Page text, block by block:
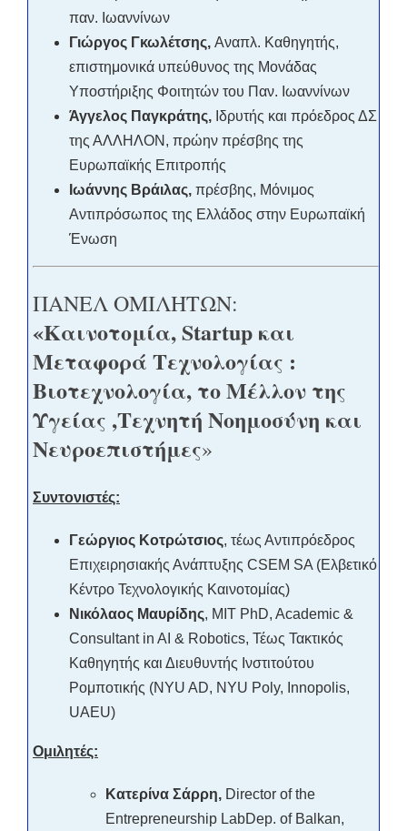
παν. Ιωαννίνων
Γιώργος Γκωλέτσης, Αναπλ. Καθηγητής,
επιστημονικά υπεύθυνος της Μονάδας
Υποστήριξης Φοιτητών του Παν. Ιωαννίνων
Άγγελος Παγκράτης,Ιδρυτής και πρόεδρος ΔΣ
της ΑΛΛΗΛΟΝ, πρώην πρέσβης της
Ευρωπαϊκής Επιτροπής
Ιωάννης Βράιλας,πρέσβης, Μόνιμος
Αντιπρόσωπος της Ελλάδος στην Ευρωπαϊκή
Ένωση
ΠΑΝΕΛ ΟΜΙΛΗΤΩΝ:
«Καινοτομία, Startup και
Μεταφορά Τεχνολογίας :
Βιοτεχνολογία, το Μέλλον της
Υγείας ,Τεχνητή Νοημοσύνη και
Νευροεπιστήμες»
Συντονιστές:
Γεώργιος Κοτρώτσιος, τέως Αντιπρόεδρος
Επιχειρησιακής Ανάπτυξης CSEM SA (Ελβετικό
Κέντρο Τεχνολογικής Καινοτομίας)
Νικόλαος Μαυρίδης, MIT PhD, Academic &
Consultant in AI & Robotics, Τέως Τακτικός
Καθηγητής και Διευθυντής Ινστιτούτου
Ρομποτικής (NYU AD, NYU Poly, Innopolis,
UAEU)
Ομιλητές:
Κατερίνα Σάρρη, Director of the
Entrepreneurship LabDep. of Balkan,